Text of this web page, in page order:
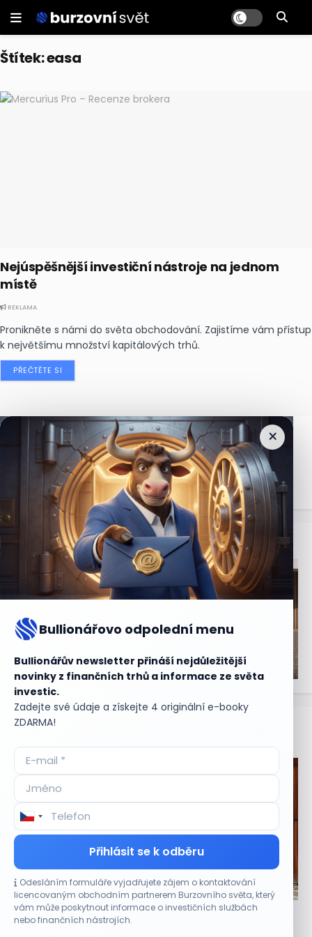
Štítek:easa
Nejúspěšnější investiční nástroje na jednom
místě
REKLAMA
Pronikněte s námi do světa obchodování. Zajistíme vám přístup
k největšímu množství kapitálových trhů.
PŘEČTĚTE SI
×
Bullionářovo odpolední menu
Bullionářův newsletter přináší nejdůležitější
novinky z finančních trhů a informace ze světa
investic.
Zadejte své údaje a získejte 4 originální e-booky
ZDARMA!
Přihlásit se k odběru
Odesláním formuláře vyjadřujete zájem o kontaktování
licencovaným obchodním partnerem Burzovního světa, který
vám může poskytnout informace o investičních službách
nebo finančních nástrojích.
Nejčtenějšízprávy
Aktuální
CO HÝBE TRHEM
Tesla míří na obrovský trh samořiditelných aut.
Akcie reagují růstem